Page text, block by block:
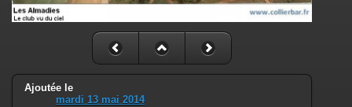
Ajoutée le
mardi 13 mai 2014